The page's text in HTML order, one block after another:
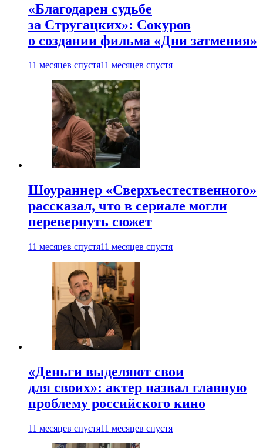
«Благодарен судьбе
за Стругацких»: Сокуров
о создании фильма «Дни затмения»
11 месяцев спустя11 месяцев спустя
Шоураннер «Сверхъестественного»
рассказал, что в сериале могли
перевернуть сюжет
11 месяцев спустя11 месяцев спустя
«Деньги выделяют свои
для своих»: актер назвал главную
проблему российского кино
11 месяцев спустя11 месяцев спустя